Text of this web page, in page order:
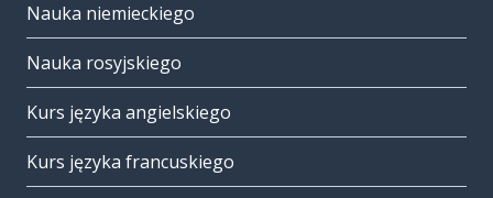
Nauka niemieckiego
Nauka rosyjskiego
Kurs języka angielskiego
Kurs języka francuskiego